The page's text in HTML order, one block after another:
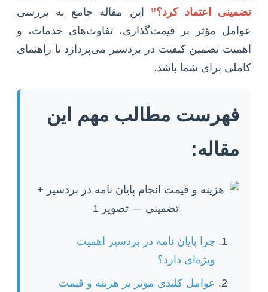
تضمینی اعتماد کرد؟” این مقاله جامع به بررسی
عوامل مؤثر بر قیمت‌گذاری، تفاوت‌های خدمات، و
اهمیت تضمین کیفیت در بردسیر می‌پردازد تا راهنمای
کاملی برای شما باشد.
فهرست مطالب مهم این
مقاله:
چرا پایان نامه در بردسیر اهمیت
ویژه‌ای دارد؟
عوامل کلیدی موثر بر هزینه و قیمت